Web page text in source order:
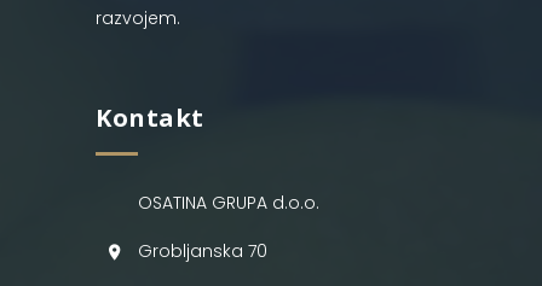
razvojem.
Kontakt
OSATINA GRUPA d.o.o.
Grobljanska 70